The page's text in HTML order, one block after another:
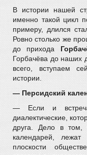
В истории нашей
именно такой цикл
примеру, длился
Ровно столько же
до прихода
Горбачёва до
всего, вступаем
истории.
— Персидский
— Если и
диалектические,
друга. Дело в том,
календарей,
плоскости